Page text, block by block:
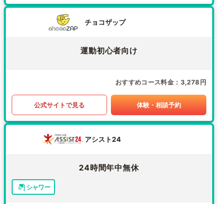
チョコザップ
運動初心者向け
おすすめコース料金 3,278円
公式サイトで見る 体験・相談予約
アシスト24
24時間年中無休
シャワー